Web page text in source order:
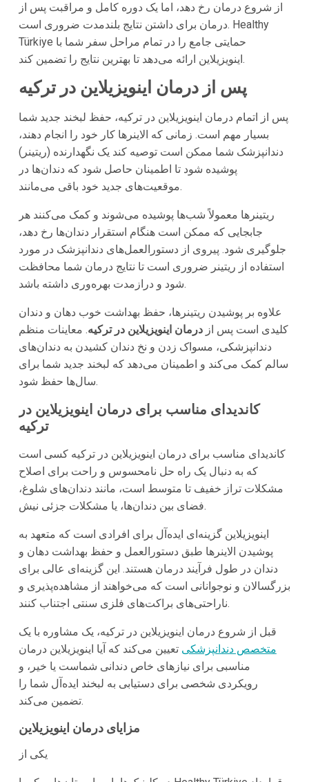
از شروع درمان رخ دهد، اما یک دوره کامل و مراقبت پس از
درمان برای داشتن نتایج بلندمدت ضروری است. Healthy
Türkiye حمایتی جامع را در تمام مراحل سفر شما با
اینویزیلاین ارائه می‌دهد تا بهترین نتایج را تضمین کند.
پس از درمان اینویزیلاین در ترکیه
پس از اتمام درمان اینویزیلاین در ترکیه، حفظ لبخند جدید شما
بسیار مهم است. زمانی که الاینرها کار خود را انجام دهند،
دندانپزشک شما ممکن است توصیه کند یک نگهدارنده (ریتینر)
پوشیده شود تا اطمینان حاصل شود که دندان‌ها در
موقعیت‌های جدید خود باقی می‌مانند.
ریتینرها معمولاً شب‌ها پوشیده می‌شوند و کمک می‌کنند هر
جابجایی که ممکن است هنگام استقرار دندان‌ها رخ دهد،
جلوگیری شود. پیروی از دستورالعمل‌های دندانپزشک در مورد
استفاده از ریتینر ضروری است تا نتایج درمان شما محافظت
شود و درازمدت بهره‌وری داشته باشد.
علاوه بر پوشیدن ریتینرها، حفظ بهداشت خوب دهان و دندان
کلیدی است پس ازدرمان اینویزیلاین در ترکیه. معاینات منظم
دندانپزشکی، مسواک زدن و نخ دندان کشیدن به دندان‌های
سالم کمک می‌کند و اطمینان می‌دهد که لبخند جدید شما برای
سال‌ها حفظ شود.
کاندیدای مناسب برای درمان اینویزیلاین در
ترکیه
کاندیدای مناسب برای درمان اینویزیلاین در ترکیه کسی است
که به دنبال یک راه حل نامحسوس و راحت برای اصلاح
مشکلات تراز خفیف تا متوسط است، مانند دندان‌های شلوغ،
فضای بین دندان‌ها، یا مشکلات جزئی نیش.
اینویزیلاین گزینه‌ای ایده‌آل برای افرادی است که متعهد به
پوشیدن الاینرها طبق دستورالعمل و حفظ بهداشت دهان و
دندان در طول فرآیند درمان هستند. این گزینه‌ای عالی برای
بزرگسالان و نوجوانانی است که می‌خواهند از مشاهده‌پذیری و
ناراحتی‌های براکت‌های فلزی سنتی اجتناب کنند.
قبل از شروع درمان اینویزیلاین در ترکیه، یک مشاوره با یک
متخصص دندانپزشکی تعیین می‌کند که آیا اینویزیلاین درمان
مناسبی برای نیازهای خاص دندانی شماست یا خیر، و
رویکردی شخصی برای دستیابی به لبخند ایده‌آل شما را
تضمین می‌کند.
مزایای درمان اینویزیلاین
یکی از